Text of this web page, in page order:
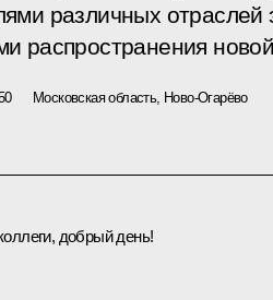
различных
распространения
Московская область, Ново-Огарёво
добрый день!